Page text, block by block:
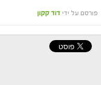
פורסם על ידי דוד קקון